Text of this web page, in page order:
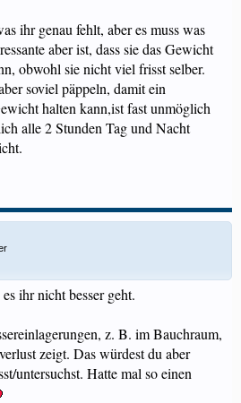
ihr genau fehlt, aber es muss was
aber ist, dass sie das Gewicht
obwohl sie nicht viel frisst selber.
soviel päppeln, damit ein
halten kann,ist fast unmöglich
alle 2 Stunden Tag und Nacht
ihr nicht besser geht.
z. B. im Bauchraum,
zeigt. Das würdest du aber
untersuchst. Hatte mal so einen